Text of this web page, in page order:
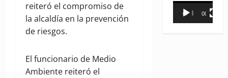
reiteró el compromiso de
la alcaldía en la prevención
de riesgos.
El funcionario de Medio
Ambiente reiteró el
Reproductor
00:00 00:31